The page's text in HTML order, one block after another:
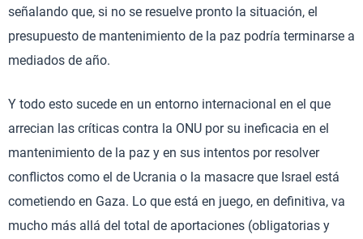
señalando que, si no se resuelve pronto la situación, el
presupuesto de mantenimiento de la paz podría terminarse a
mediados de año.
Y todo esto sucede en un entorno internacional en el que
arrecian las críticas contra la ONU por su ineficacia en el
mantenimiento de la paz y en sus intentos por resolver
conflictos como el de Ucrania o la masacre que Israel está
cometiendo en Gaza. Lo que está en juego, en definitiva, va
mucho más allá del total de aportaciones (obligatorias y